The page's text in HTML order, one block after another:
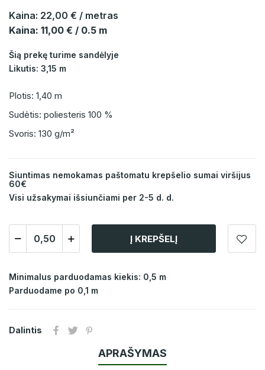
Kaina: 22,00 € / metras
Kaina: 11,00 € / 0.5 m
Šią prekę turime sandėlyje
Likutis: 3,15 m
Plotis: 1,40 m
Sudėtis: poliesteris 100 %
Svoris: 130 g/m²
Siuntimas nemokamas paštomatu krepšelio sumai viršijus
60€
Visi užsakymai išsiunčiami per 2-5 d. d.
Į KREPŠELĮ
Minimalus parduodamas kiekis: 0,5 m
Parduodame po 0,1 m
Dalintis
APRAŠYMAS